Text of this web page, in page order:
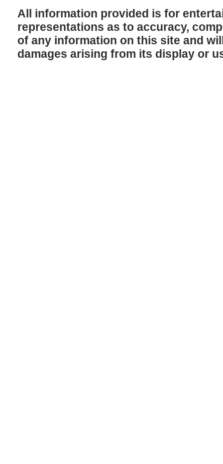
All information provided is for
representations as to accuracy,
of any information on this site and
damages arising from its display or